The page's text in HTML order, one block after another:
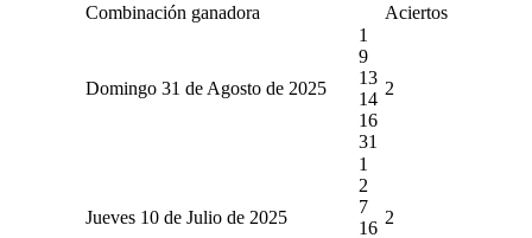
Combinación ganadora Aciertos
Domingo 31 de Agosto de 2025
1
9
13
14
16
31
2
Jueves 10 de Julio de 2025
1
2
7
16
2